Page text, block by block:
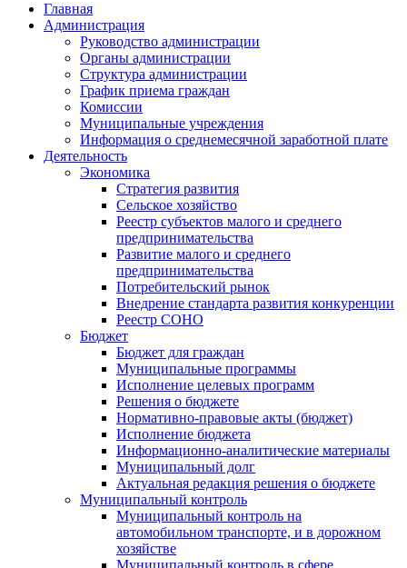
Главная
Администрация
Руководство администрации
Органы администрации
Структура администрации
График приема граждан
Комиссии
Муниципальные учреждения
Информация о среднемесячной заработной плате
Деятельность
Экономика
Стратегия развития
Сельское хозяйство
Реестр субъектов малого и среднего
предпринимательства
Развитие малого и среднего
предпринимательства
Потребительский рынок
Внедрение стандарта развития конкуренции
Реестр СОНО
Бюджет
Бюджет для граждан
Муниципальные программы
Исполнение целевых программ
Решения о бюджете
Нормативно-правовые акты (бюджет)
Исполнение бюджета
Информационно-аналитические материалы
Муниципальный долг
Актуальная редакция решения о бюджете
Муниципальный контроль
Муниципальный контроль на
автомобильном транспорте, и в дорожном
хозяйстве
Муниципальный контроль в сфере